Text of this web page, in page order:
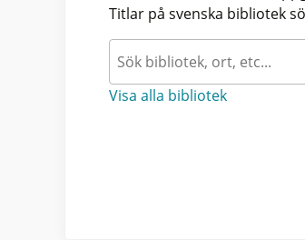
Titlar på svenska bibliotek
Visa alla bibliotek